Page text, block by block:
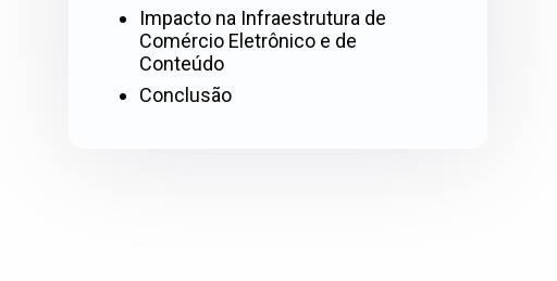
Impacto na Infraestrutura de
Comércio Eletrônico e de
Conteúdo
Conclusão